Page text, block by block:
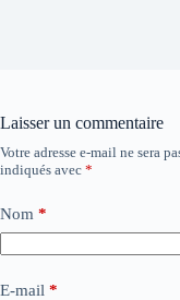
Laisser un commentaire
Votre adresse e-mail ne sera
indiqués avec *
Nom *
E-mail *